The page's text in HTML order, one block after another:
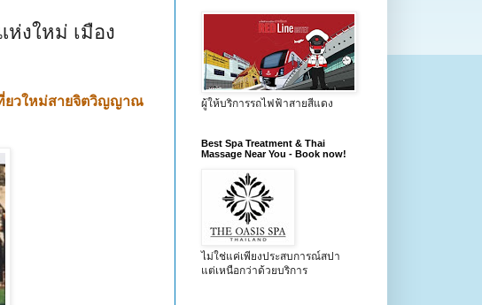
งใหม่ เมือง
ยวใหม่สายจิตวิญญาณ
ผู้ให้บริการรถไฟฟ้าสายสีแดง
Best Spa Treatment & Thai
Massage Near You - Book now!
ไม่ใช่แค่เพียงประสบการณ์สปา
แต่เหนือกว่าด้วยบริการ